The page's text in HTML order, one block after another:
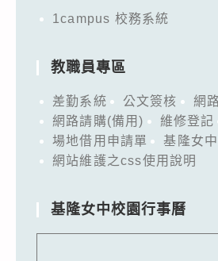
1campus 校務系統
教職員專區
差勤系統 公文簽核
網
網路請購(備用)
維修登記
場地借用申請單
基隆女
網站維護之css使用說明
基隆女中校園行事曆